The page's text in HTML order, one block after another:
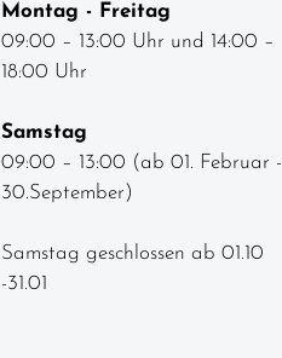
Montag - Freitag
09:00 – 13:00 Uhr und 14:00 –
18:00 Uhr
Samstag
09:00 – 13:00 (ab 01. Februar -
30.September)
Samstag geschlossen ab 01.10
-31.01